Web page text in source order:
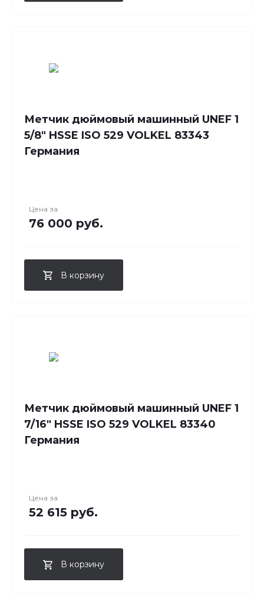
Метчик дюймовый машинный UNEF 1
5/8" HSSE ISO 529 VOLKEL 83343
Германия
Цена за
76 000 руб.
В корзину
Метчик дюймовый машинный UNEF 1
7/16" HSSE ISO 529 VOLKEL 83340
Германия
Цена за
52 615 руб.
В корзину